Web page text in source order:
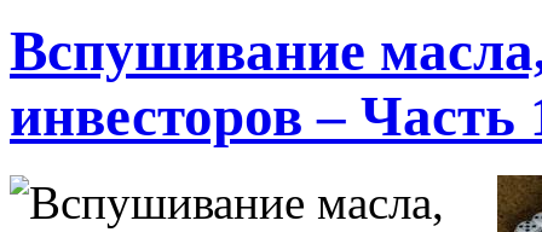
Вспушивание
инвесторов – Часть